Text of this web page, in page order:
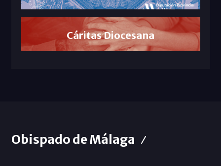
Cáritas Diocesana
Obispado de Málaga